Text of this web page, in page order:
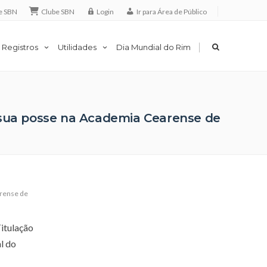
SBN Clube SBN Login Ir para Área de Público
Registros Utilidades Dia Mundial do Rim |
posse na Academia Cearense de
de
do